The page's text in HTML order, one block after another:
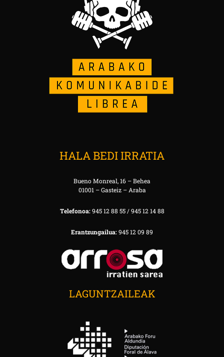
HALA BEDI IRRATIA
Bueno Monreal, 16 – Behea
01001 – Gasteiz – Araba
Telefonoa:945 12 88 55 / 945 12 14 88
Erantzungailua:945 12 09 89
LAGUNTZAILEAK